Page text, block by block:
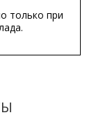
только при